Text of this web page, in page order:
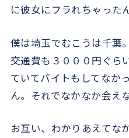
に彼女にフラれちゃった
僕は埼玉でむこうは千葉
交通費も３０００円ぐら
ていてバイトもしてなか
ん。それでなかなか会え
お互い、わかりあえてな